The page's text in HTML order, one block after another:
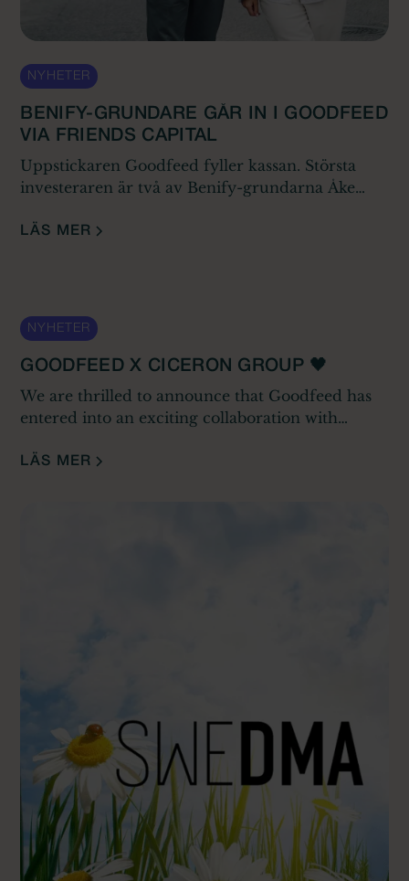
NYHETER
BENIFY-GRUNDARE GÅR IN I GOODFEED
VIA FRIENDS CAPITAL
Uppstickaren Goodfeed fyller kassan. Största
investeraren är två av Benify-grundarna Åke
investeringsfonden Friends Capital går in när
LÄS MER
NYHETER
GOODFEED X CICERON GROUP 🖤
We are thrilled to announce that Goodfeed has
entered into an exciting collaboration with
in Stockholm!
LÄS MER